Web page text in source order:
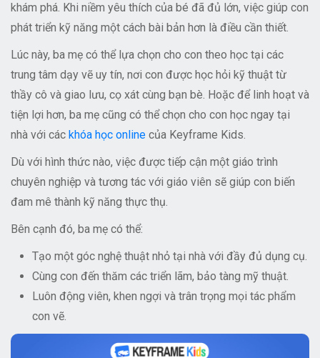
khám phá. Khi niềm yêu thích của bé đã đủ lớn, việc giúp con
phát triển kỹ năng một cách bài bản hơn là điều cần thiết.
Lúc này, ba mẹ có thể lựa chọn cho con theo học tại các
trung tâm dạy vẽ uy tín, nơi con được học hỏi kỹ thuật từ
thầy cô và giao lưu, cọ xát cùng bạn bè. Hoặc để linh hoạt và
tiện lợi hơn, ba mẹ cũng có thể chọn cho con học ngay tại
nhà với các khóa học online của Keyframe Kids.
Dù với hình thức nào, việc được tiếp cận một giáo trình
chuyên nghiệp và tương tác với giáo viên sẽ giúp con biến
đam mê thành kỹ năng thực thụ.
Bên cạnh đó, ba mẹ có thể:
Tạo một góc nghệ thuật nhỏ tại nhà với đầy đủ dụng cụ.
Cùng con đến thăm các triển lãm, bảo tàng mỹ thuật.
Luôn động viên, khen ngợi và trân trọng mọi tác phẩm
con vẽ.